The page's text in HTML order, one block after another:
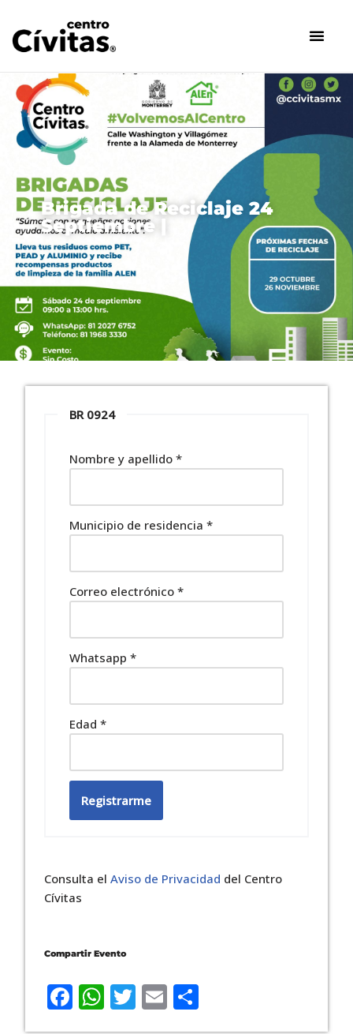
Saltar
contenido
Brigada de Reciclaje 24
Septiembre |
BR 0924
Nombre y apellido *
Municipio de residencia *
Correo electrónico *
Whatsapp *
Edad *
Registrarme
Consulta el Aviso de Privacidad del Centro
Cívitas
Compartir Evento
Facebook
WhatsApp
Twitter
Email